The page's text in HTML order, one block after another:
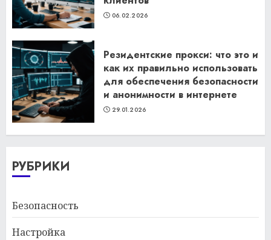
06.02.2026
Резидентские прокси: что это и
как их правильно использовать
для обеспечения безопасности
и анонимности в интернете
29.01.2026
РУБРИКИ
Безопасность
Настройка